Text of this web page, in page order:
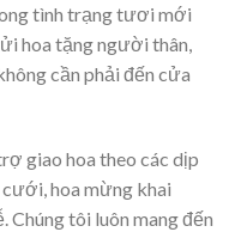
tình trạng tươi mới
hoa tặng người thân,
cần phải đến cửa
giao hoa theo các dịp
hoa mừng khai
Chúng tôi luôn mang đến